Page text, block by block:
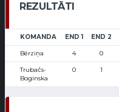
REZULTĀTI
KOMANDA END 1 END 2
Bērziņa 4 0
Trubačs-
Boginska
0 1